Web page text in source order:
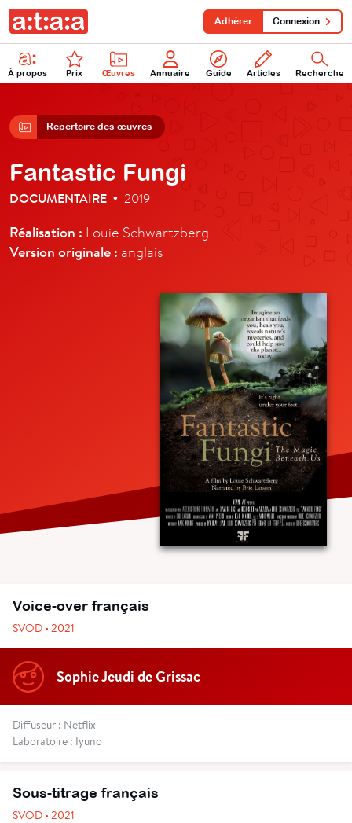
À propos Prix Œuvres Annuaire Guide Articles Recherche
Adhérer Connexion
Répertoire des œuvres
Fantastic Fungi
DOCUMENTAIRE • 2019
Réalisation : Louie Schwartzberg
Version originale : anglais
Voice-over français
SVOD • 2021
Sophie Jeudi de Grissac
Diffuseur : Netflix
Laboratoire : Iyuno
Sous-titrage français
SVOD • 2021